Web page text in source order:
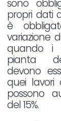
sono
propri dati
è
variazione
quando i
pianta
devono
quei lavori
possono
del 15%.